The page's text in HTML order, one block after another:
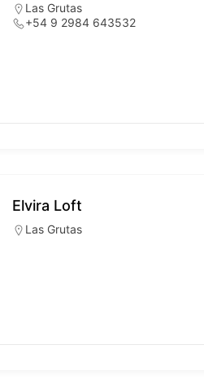
Las Grutas
+54 9 2984 643532
Elvira Loft
Las Grutas